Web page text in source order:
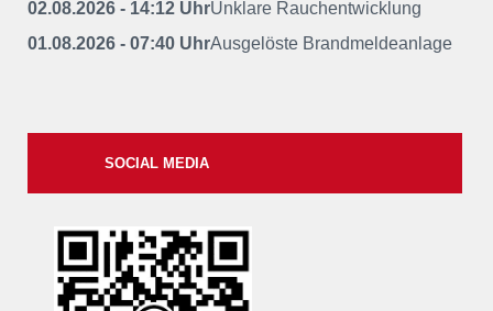
02.08.2026 - 14:12 UhrUnklare Rauchentwicklung
01.08.2026 - 07:40 UhrAusgelöste Brandmeldeanlage
SOCIAL MEDIA